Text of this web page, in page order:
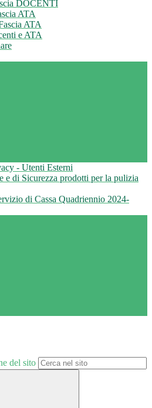
DOCENTI
ATA
ATA
e ATA
- Utenti Esterni
e di Sicurezza prodotti per la pulizia
di Cassa Quadriennio 2024-
del sito